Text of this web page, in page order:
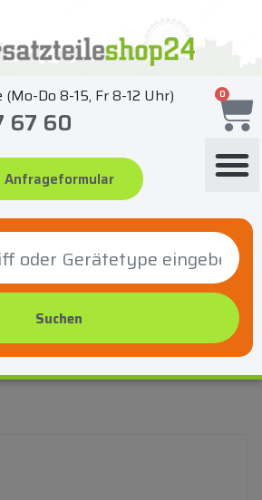
Do 8-15, Fr 8-12 Uhr)
67 60
Anfrageformular
0